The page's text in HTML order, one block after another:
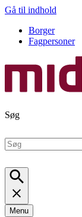
Gå til indhold
Borger
Fagpersoner
Søg
Menu